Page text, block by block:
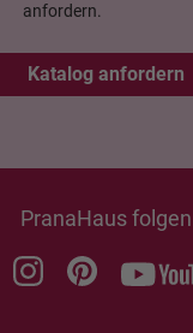
anfordern.
Katalog anfordern
PranaHaus folgen